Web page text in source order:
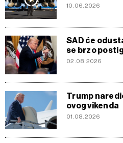
10.06.2026
SAD će
se brzo
02.08.2026
Trump
ovog vikenda
01.08.2026